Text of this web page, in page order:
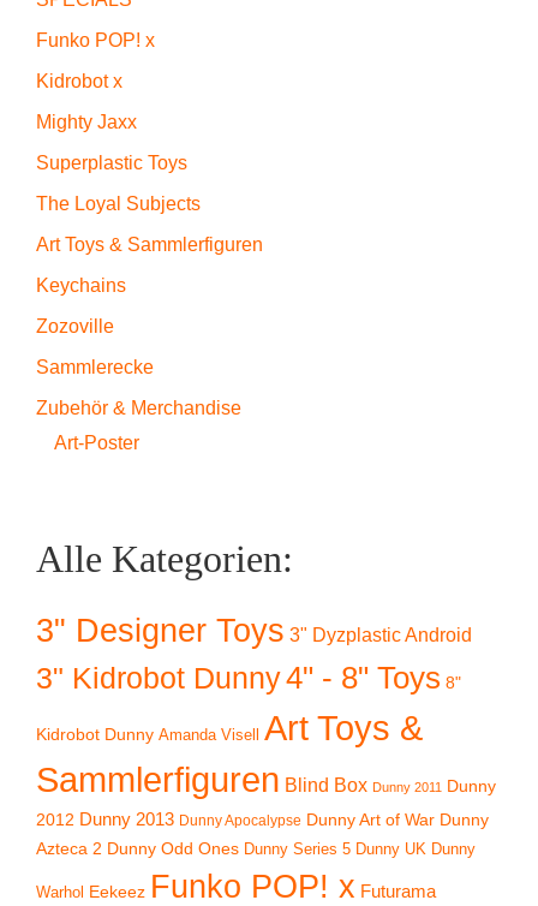
Funko POP! x
Kidrobot x
Mighty Jaxx
Superplastic Toys
The Loyal Subjects
Art Toys & Sammlerfiguren
Keychains
Zozoville
Sammlerecke
Zubehör & Merchandise
Art-Poster
Alle Kategorien:
3" Designer Toys 3" Dyzplastic Android
3" Kidrobot Dunny4" - 8" Toys 8"
Kidrobot Dunny Amanda Visell
Art Toys &
Sammlerfiguren Blind Box Dunny 2011 Dunny
2012 Dunny 2013 Dunny Apocalypse Dunny Art of War Dunny
Azteca 2 Dunny Odd Ones Dunny Series 5 Dunny UK Dunny
Warhol Eekeez Funko POP! x Futurama